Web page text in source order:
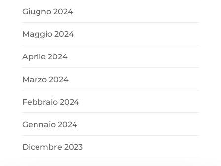
Giugno 2024
Maggio 2024
Aprile 2024
Marzo 2024
Febbraio 2024
Gennaio 2024
Dicembre 2023